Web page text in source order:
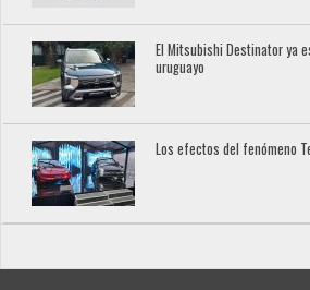
El Mitsubishi Destinator ya
uruguayo
Los efectos del fenómeno